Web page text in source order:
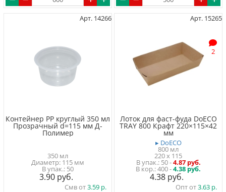
Арт. 14266
Контейнер PP круглый 350 мл
Прозрачный d=115 мм Д-
Полимер
350 мл
Диаметр: 115 мм
50
3.90
Смв от3.59
Арт. 15265
2
Лоток для фаст-фуда DoECO
TRAY 800 Крафт 220×115×42
мм
▸ DoECO
800 мл
220 x 115
50-4.87 руб.
400 -4.38 руб.
4.38
Опт от3.63